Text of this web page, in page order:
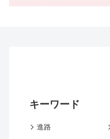
キーワード
進路